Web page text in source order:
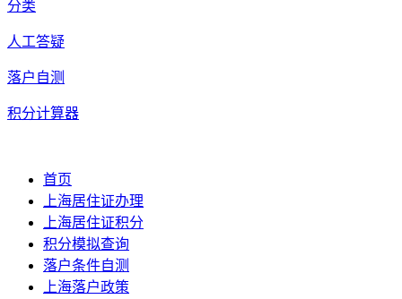
分类
人工答疑
落户自测
积分计算器
首页
上海居住证办理
上海居住证积分
积分模拟查询
落户条件自测
上海落户政策